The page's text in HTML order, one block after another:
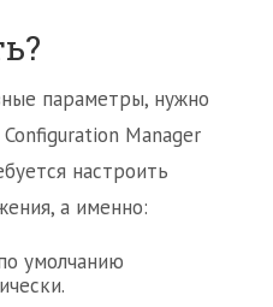
параметры, нужно
Manager
настроить
а именно:
умолчанию